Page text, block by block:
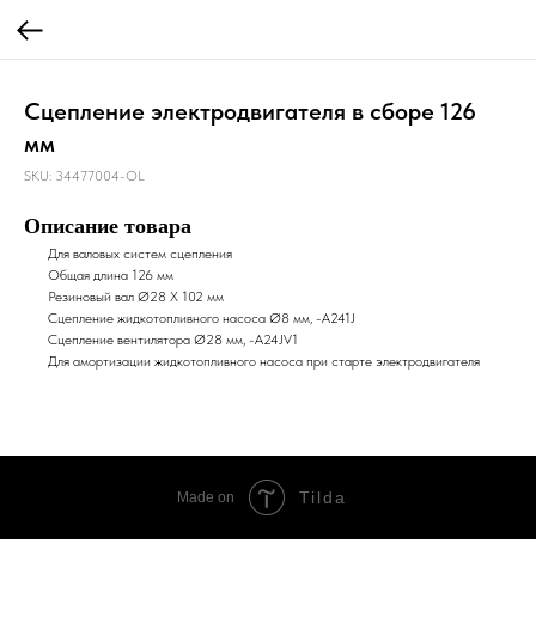
Сцепление электродвигателя в сборе 126
мм
SKU: 34477004-OL
Описание товара
Для валовых систем сцепления
Общая длина 126 мм
Резиновый вал Ø28 X 102 мм
Сцепление жидкотопливного насоса Ø8 мм, -A241J
Сцепление вентилятора Ø28 мм, -A24JV1
Для амортизации жидкотопливного насоса при старте электродвигателя
Made on Tilda